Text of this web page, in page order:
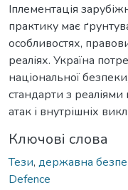
Іплементація
практику має
особливостях,
реаліях. Україна
національної
стандарти з
атак і внутрішніх
Ключові слова
Тези, державна
Defence